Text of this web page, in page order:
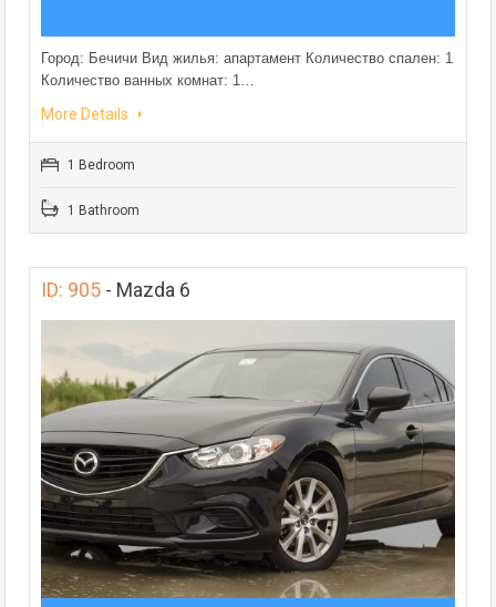
Город: Бечичи Вид жилья: апартамент Количество спален: 1
Количество ванных комнат: 1…
More Details
1 Bedroom
1 Bathroom
ID: 905 - Mazda 6